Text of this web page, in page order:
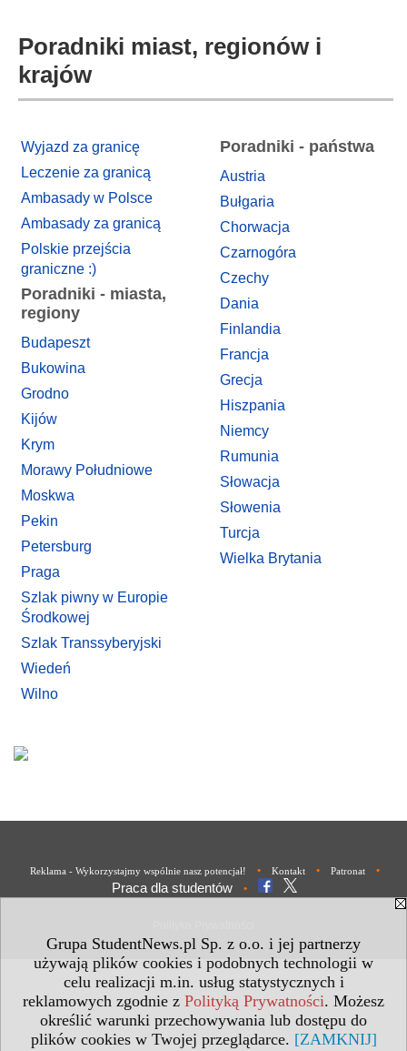
Grupa StudentNews.pl Sp. z o.o. i jej partnerzy
używają plików cookies i podobnych technologii w
celu realizacji m.in. usług statystycznych i
reklamowych zgodnie z Polityką Prywatności. Możesz
określić warunki przechowywania lub dostępu do
plików cookies w Twojej przeglądarce. [ZAMKNIJ]
Poradniki miast, regionów i
krajów
Wyjazd za granicę
Leczenie za granicą
Ambasady w Polsce
Ambasady za granicą
Polskie przejścia
graniczne :)
Poradniki - miasta,
regiony
Budapeszt
Bukowina
Grodno
Kijów
Krym
Morawy Południowe
Moskwa
Pekin
Petersburg
Praga
Szlak piwny w Europie
Środkowej
Szlak Transsyberyjski
Wiedeń
Wilno
Poradniki - państwa
Austria
Bułgaria
Chorwacja
Czarnogóra
Czechy
Dania
Finlandia
Francja
Grecja
Hiszpania
Niemcy
Rumunia
Słowacja
Słowenia
Turcja
Wielka Brytania
Reklama - Wykorzystajmy wspólnie nasz potencjał! • Kontakt • Patronat •
Praca dla studentów •